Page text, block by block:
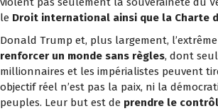
le Droit international ainsi que la Charte
Donald Trump et, plus largement,
renforcer un monde sans règles, dont
millionnaires et les impérialistes peuvent
objectif réel n’est pas la paix, ni la
peuples. Leur but est de prendre le